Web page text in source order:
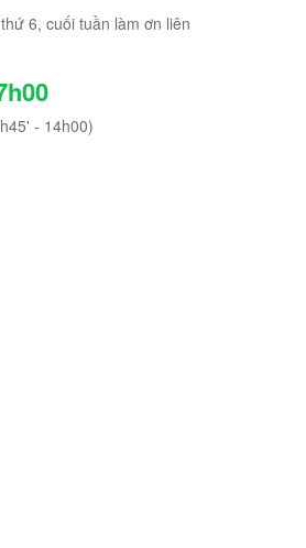
6, cuối tuần làm ơn liên
- 14h00)